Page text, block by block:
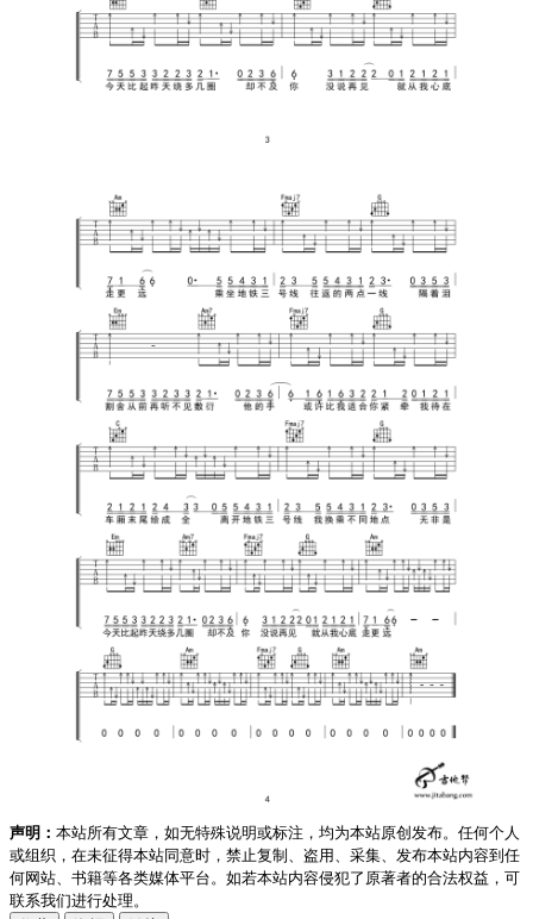
声明： 本站所有文章，如无特殊说明或标注，均为本站原创发布。任何个人
或组织，在未征得本站同意时，禁止复制、盗用、采集、发布本站内容到任
何网站、书籍等各类媒体平台。如若本站内容侵犯了原著者的合法权益，可
联系我们进行处理。